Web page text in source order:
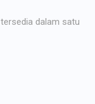
dalam satu